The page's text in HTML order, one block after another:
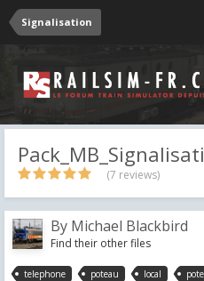
Signalisation
(7 reviews)
By Michael Blackbird
Find their other files
telephone poteau local